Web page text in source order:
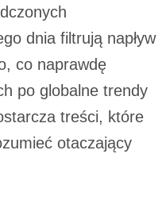
dnia filtrują napływ
co naprawdę
po globalne trendy
treści, które
otaczający
S.A. mogą
geolokalizacyjnych.
urządzenia do celów
na urządzeniu lub
reklamy i treści, pomiar
ulepszanie usług.